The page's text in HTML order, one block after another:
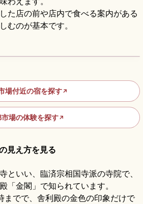
た店の前や店内で食べる案内がある
むのが基本です。
台所」食べ歩きとお土
場付近の宿を探す↗
市場の体験を探す↗
見え方を見る
といい、臨済宗相国寺派の寺院で、
「金閣」で知られています。
までで、舎利殿の金色の印象だけで